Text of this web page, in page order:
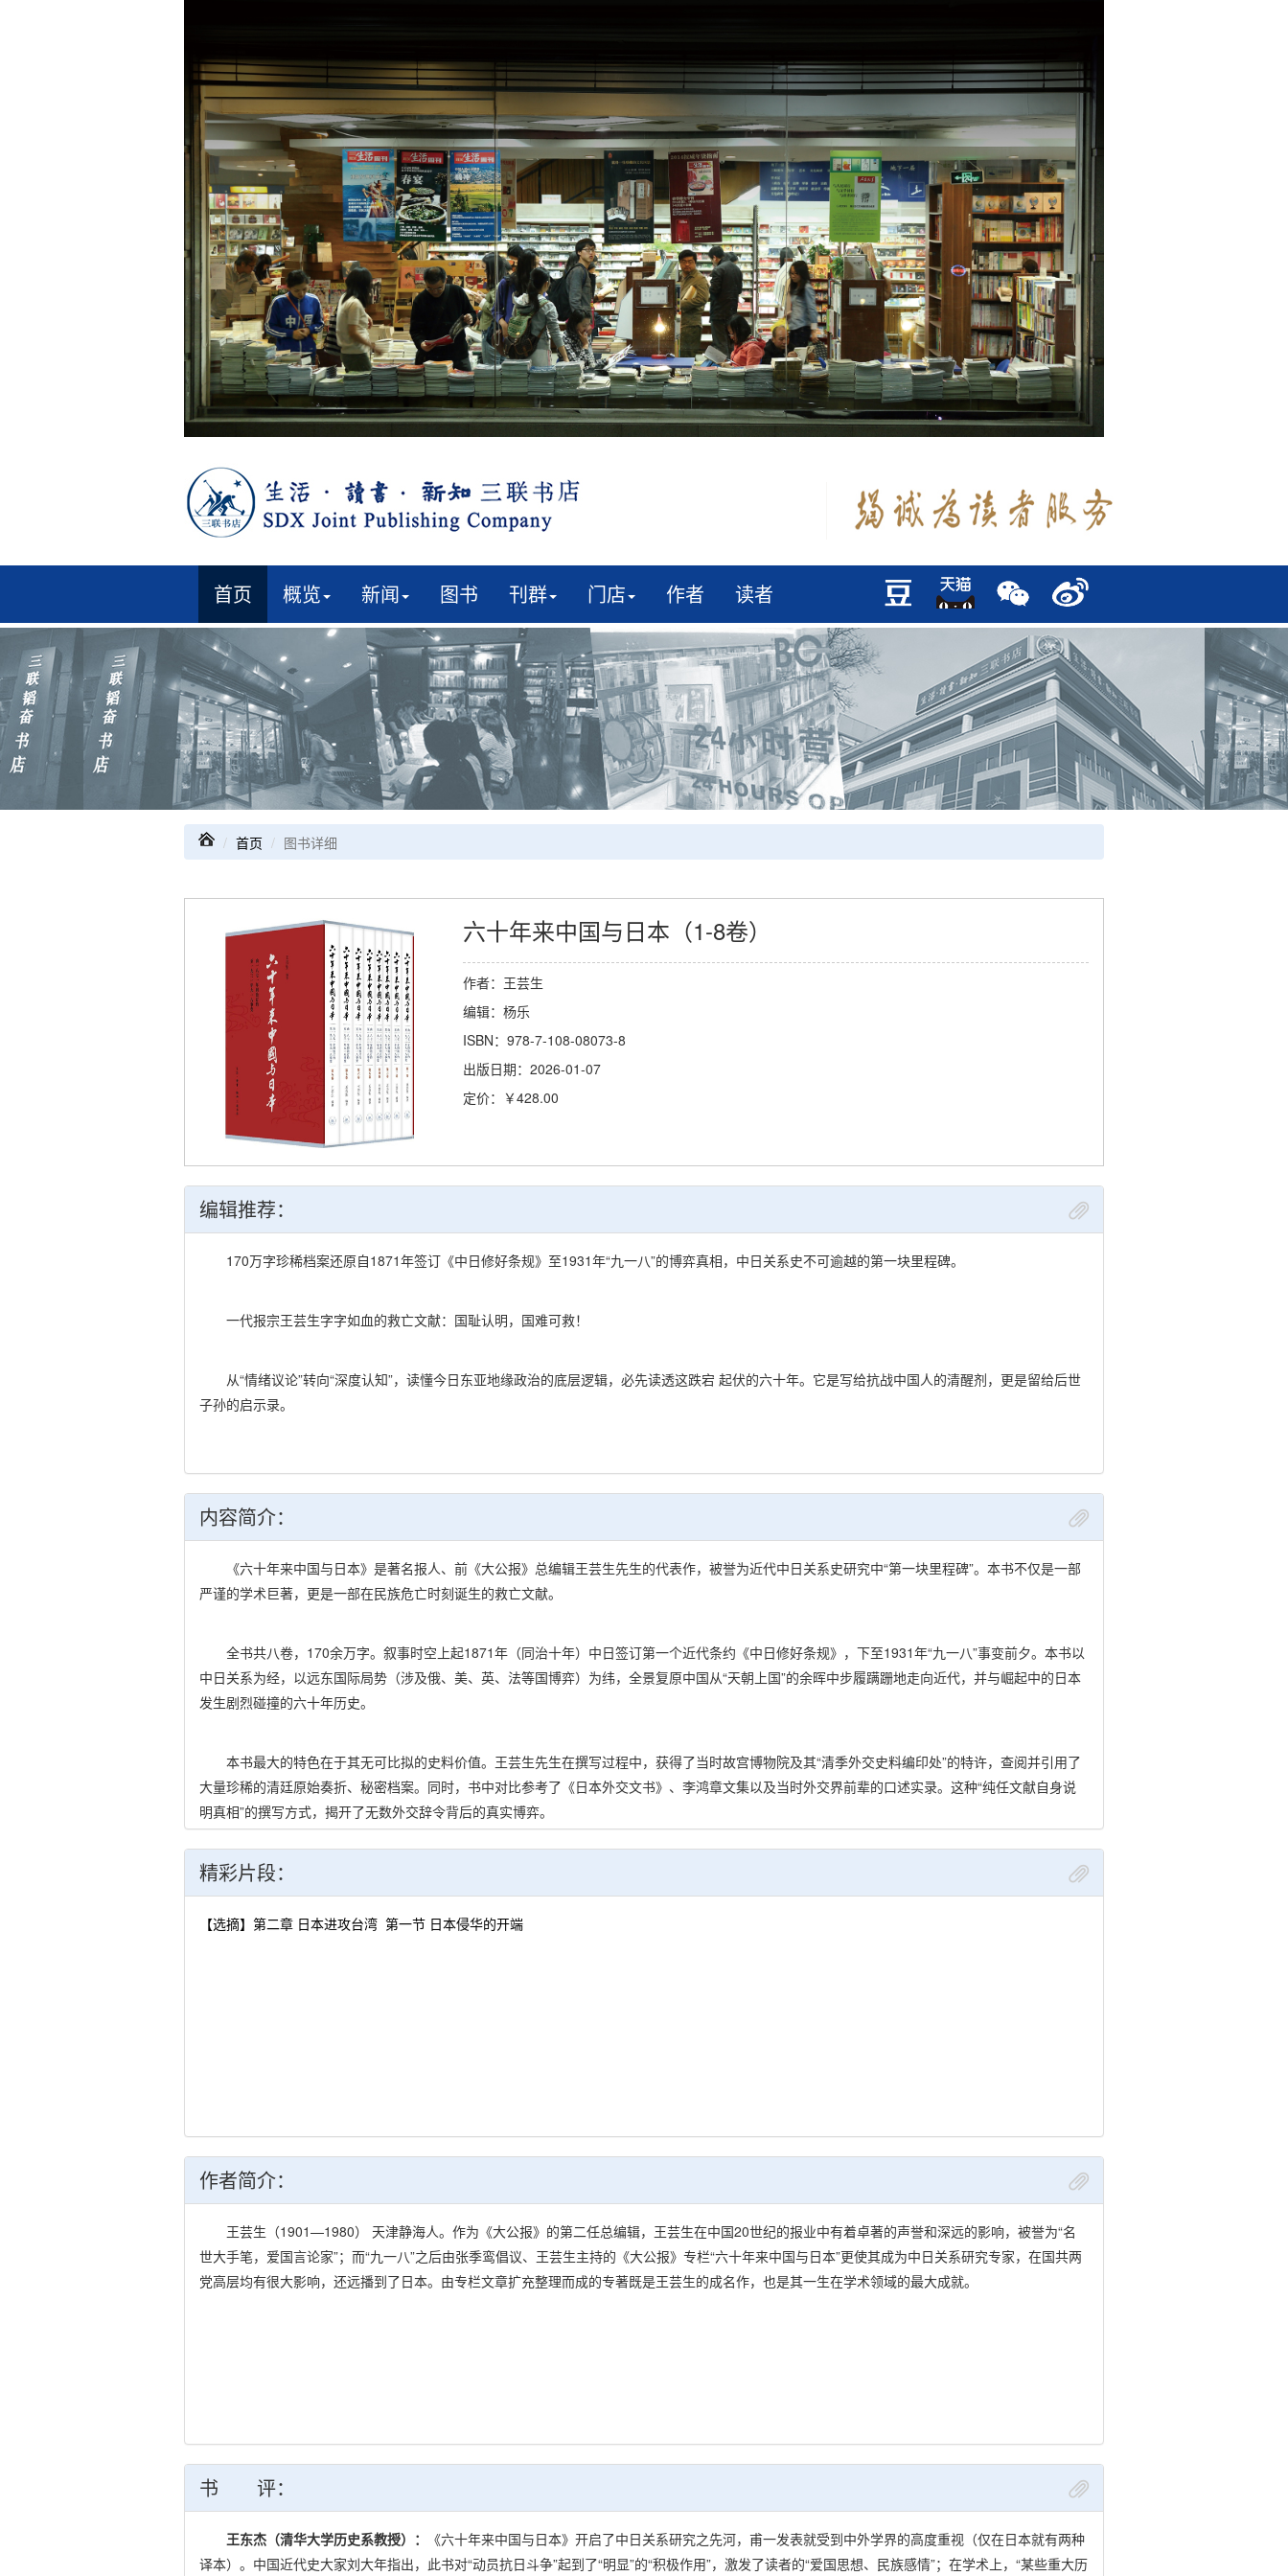
首页 概览 新闻 图书 刊群 门店 作者 读者
首页 图书详细
六十年来中国与日本（1-8卷）
作者：王芸生
编辑：杨乐
ISBN：978-7-108-08073-8
出版日期：2026-01-07
定价：￥428.00
编辑推荐：
170万字珍稀档案还原自1871年签订《中日修好条规》至1931年“九一八”的博弈真相，中日关系史不可逾越的第一块里程碑。
一代报宗王芸生字字如血的救亡文献：国耻认明，国难可救！
从“情绪议论”转向“深度认知”，读懂今日东亚地缘政治的底层逻辑，必先读透这跌宕 起伏的六十年。它是写给抗战中国人的清醒剂，更是留给后世
子孙的启示录。
内容简介：
《六十年来中国与日本》是著名报人、前《大公报》总编辑王芸生先生的代表作，被誉为近代中日关系史研究中“第一块里程碑”。本书不仅是一部
严谨的学术巨著，更是一部在民族危亡时刻诞生的救亡文献。
全书共八卷，170余万字。叙事时空上起1871年（同治十年）中日签订第一个近代条约《中日修好条规》，下至1931年“九一八”事变前夕。本书以
中日关系为经，以远东国际局势（涉及俄、美、英、法等国博弈）为纬，全景复原中国从“天朝上国”的余晖中步履蹒跚地走向近代，并与崛起中的日本
发生剧烈碰撞的六十年历史。
本书最大的特色在于其无可比拟的史料价值。王芸生先生在撰写过程中，获得了当时故宫博物院及其“清季外交史料编印处”的特许，查阅并引用了
大量珍稀的清廷原始奏折、秘密档案。同时，书中对比参考了《日本外交文书》、李鸿章文集以及当时外交界前辈的口述实录。这种“纯任文献自身说
明真相”的撰写方式，揭开了无数外交辞令背后的真实博弈。
此书资料详实、准确，颇为中外学者重视，开启了中日关系研究之先河，成为一代名著和相关领域的必读文献，日本即有两种译本，其参考价值至
今不辍。
精彩片段：
【选摘】第二章 日本进攻台湾 第一节 日本侵华的开端
作者简介：
王芸生（1901—1980） 天津静海人。作为《大公报》的第二任总编辑，王芸生在中国20世纪的报业中有着卓著的声誉和深远的影响，被誉为“名
世大手笔，爱国言论家”；而“九一八”之后由张季鸾倡议、王芸生主持的《大公报》专栏“六十年来中国与日本”更使其成为中日关系研究专家，在国共两
党高层均有很大影响，还远播到了日本。由专栏文章扩充整理而成的专著既是王芸生的成名作，也是其一生在学术领域的最大成就。
书 评：
王东杰（清华大学历史系教授）：
《六十年来中国与日本》开启了中日关系研究之先河，甫一发表就受到中外学界的高度重视（仅在日本就有两种
译本）。中国近代史大家刘大年指出，此书对“动员抗日斗争”起到了“明显”的“积极作用”，激发了读者的“爱国思想、民族感情”；在学术上，“某些重大历